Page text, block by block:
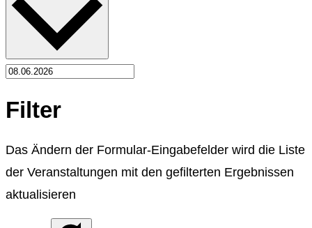
Filter
Das Ändern der Formular-Eingabefelder wird die Liste
der Veranstaltungen mit den gefilterten Ergebnissen
aktualisieren